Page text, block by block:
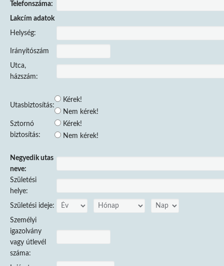
Telefonszáma:
Lakcím adatok
Helység:
Irányítószám
Utca,
házszám:
Utasbiztosítás:
Kérek!
Nem kérek!
Sztornó
biztosítás:
Kérek!
Nem kérek!
Negyedik utas
neve:
Születési
helye:
Születési ideje:
Személyi
igazolvány
vagy útlevél
száma: